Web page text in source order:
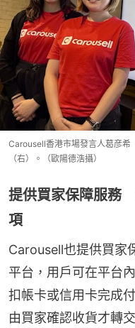
Carousell香港市場發言人葛彦希
（右）。（歐陽德浩攝）
提供買家保障服務
項
Carousell也提供買家
平台，用戶可在平台
扣帳卡或信用卡完成
由買家確認收貨才轉